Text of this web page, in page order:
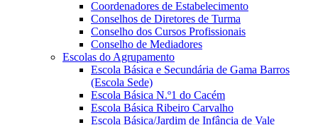
Coordenadores de Estabelecimento
Conselhos de Diretores de Turma
Conselho dos Cursos Profissionais
Conselho de Mediadores
Escolas do Agrupamento
Escola Básica e Secundária de Gama Barros
(Escola Sede)
Escola Básica N.º1 do Cacém
Escola Básica Ribeiro Carvalho
Escola Básica/Jardim de Infância de Vale